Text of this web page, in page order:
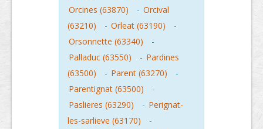
Orcines (63870)
- Orcival
(63210)
- Orleat (63190)
-
Orsonnette (63340)
-
Palladuc (63550)
- Pardines
(63500)
- Parent (63270)
-
Parentignat (63500)
-
Paslieres (63290)
- Perignat-
les-sarlieve (63170)
-